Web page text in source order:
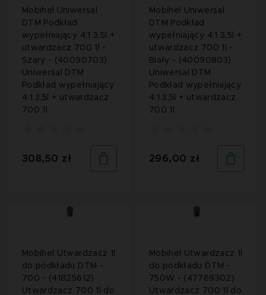
Mobihel Uniwersal
DTM Podkład
wypełniający 4:1 3,5l +
utwardzacz 700 1l -
Szary - (40090703)
Uniwersal DTM
Podkład wypełniający
4:1 3,5l + utwardzacz
700 1l
308,50 zł
Mobihel Uniwersal
DTM Podkład
wypełniający 4:1 3,5l +
utwardzacz 700 1l -
Biały - (40090803)
Uniwersal DTM
Podkład wypełniający
4:1 3,5l + utwardzacz
700 1l
296,00 zł
Mobihel Utwardzacz 1l
do podkładu DTM -
700 - (41825612)
Utwardzacz 700 1l do
Mobihel Utwardzacz 1l
do podkładu DTM -
750W - (47769302)
Utwardzacz 700 1l do